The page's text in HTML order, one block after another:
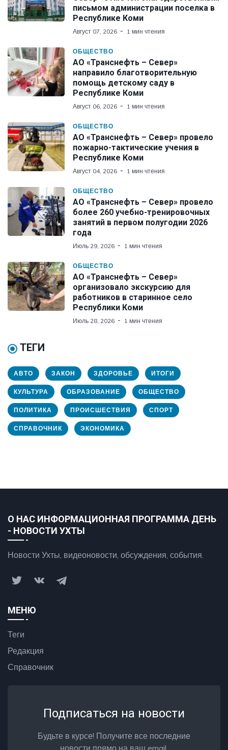
письмом администрации поселка в
Республике Коми
Август 07, 2026 1 мин чтения
ОБЩЕСТВО
АО «Транснефть – Север»
направило благотворительную
помощь детскому саду в
Республике Коми
Август 06, 2026 1 мин чтения
ОБЩЕСТВО
АО «Транснефть – Север» провело
пожарно-тактические учения в
Республике Коми
Август 04, 2026 1 мин чтения
ОБЩЕСТВО
АО «Транснефть – Север» провело
более 260 учебно-тренировочных
занятий в первом полугодии 2026
года
Июль 29, 2026 1 мин чтения
ОБЩЕСТВО
АО «Транснефть – Север»
организовало экскурсию для
работников в старинное село
Республики Коми
Июль 28, 2026 1 мин чтения
ТЕГИ
АВТО ЗАКОН ЗДОРОВЬЕ ИТОГИ
КУЛЬТУРА ОБРАЗОВАНИЕ ОБЩЕСТВО
ПОЛИТИКА ПРОИСШЕСТВИЯ СПОРТ
СПРАВОЧНИК ЭКОНОМИКА
О НАС ИНФОРМАЦИОННАЯ ПРОГРАММА ДЕНЬ
- НОВОСТИ УХТЫ
Новости Ухты, видеоновости, обсуждения, события.
МЕНЮ
Теги
Редакция
Справочник
Подписаться на новости
Будьте в курсе! Получите все последние
новости прямо на ваш email.